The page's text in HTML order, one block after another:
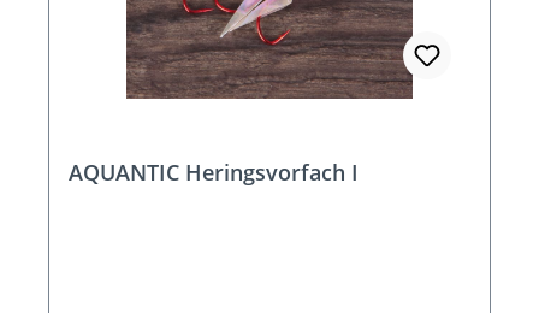
AQUANTIC Heringsvorfach I